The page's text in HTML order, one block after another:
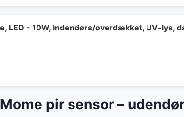
LED - 10W, indendørs/overdækket, UV-lys,
pir sensor –